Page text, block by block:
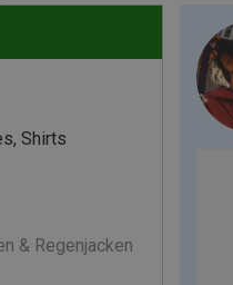
Shirts
& Regenjacken